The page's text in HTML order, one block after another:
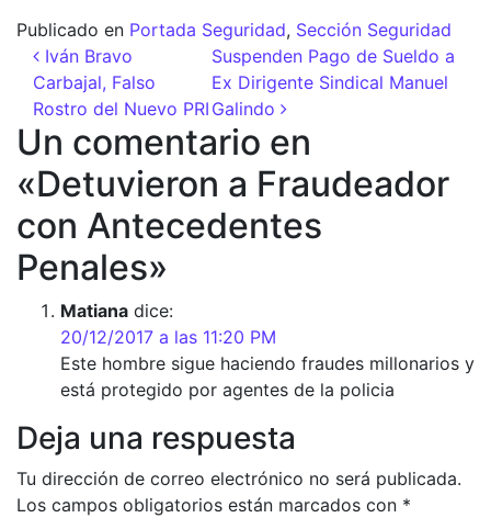
Publicado en Portada Seguridad, Sección Seguridad
Navegación de entradas
Iván Bravo
Carbajal, Falso
Rostro del Nuevo PRI
Suspenden Pago de Sueldo a
Ex Dirigente Sindical Manuel
Galindo
Un comentario en
«Detuvieron a Fraudeador
con Antecedentes
Penales»
Matiana dice:
20/12/2017 a las 11:20 PM
Este hombre sigue haciendo fraudes millonarios y
está protegido por agentes de la policia
Deja una respuesta
Tu dirección de correo electrónico no será publicada.
Los campos obligatorios están marcados con *